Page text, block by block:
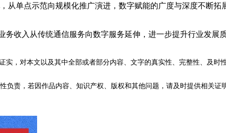
单点示范向规模化推广演进，数字赋能的广度与深度不断拓
入从传统通信服务向数字服务延伸，进一步提升行业发展质
，对本文以及其中全部或者部分内容、文字的真实性、完整性、及时
责，若因作品内容、知识产权、版权和其他问题，请及时提供相关证